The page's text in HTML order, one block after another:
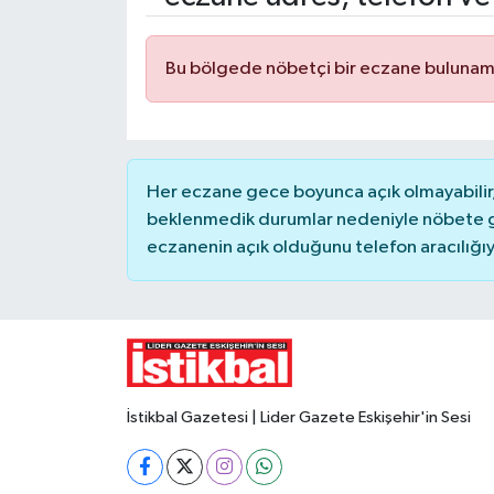
Bu bölgede nöbetçi bir eczane
Her eczane gece boyunca açık
beklenmedik durumlar nedeniyle nöbete
eczanenin açık olduğunu telefon
İstikbal Gazetesi | Lider Gazete Eskişehir'in Sesi
Resmi ilanlar